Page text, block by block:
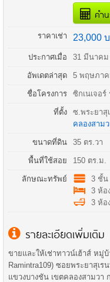
คำน
ราคาเช่า 23,000
ประกาศเมื่อ 31 มีนาคม
อัพเดตล่าสุด 5 พฤษภาค
ชื่อโครงการ ซิกเนเจอ
ที่ตั้ง ซ.พระยาสุ
คลองสามว
ขนาดที่ดิน 35 ตร.วา
พื้นที่ใช้สอย 150 ตร.ม.
ลักษณะทรัพย์
3 ชั้น
3 ห้อ
3 ห้อ
รายละเอียดเพิ่มเติม
ขายและให้เช่าทาวน์เฮ้าส์ หมู่
Ramintra109) ซอยพระยาสุเ
แขวงบางชัน เขตคลองสามวา